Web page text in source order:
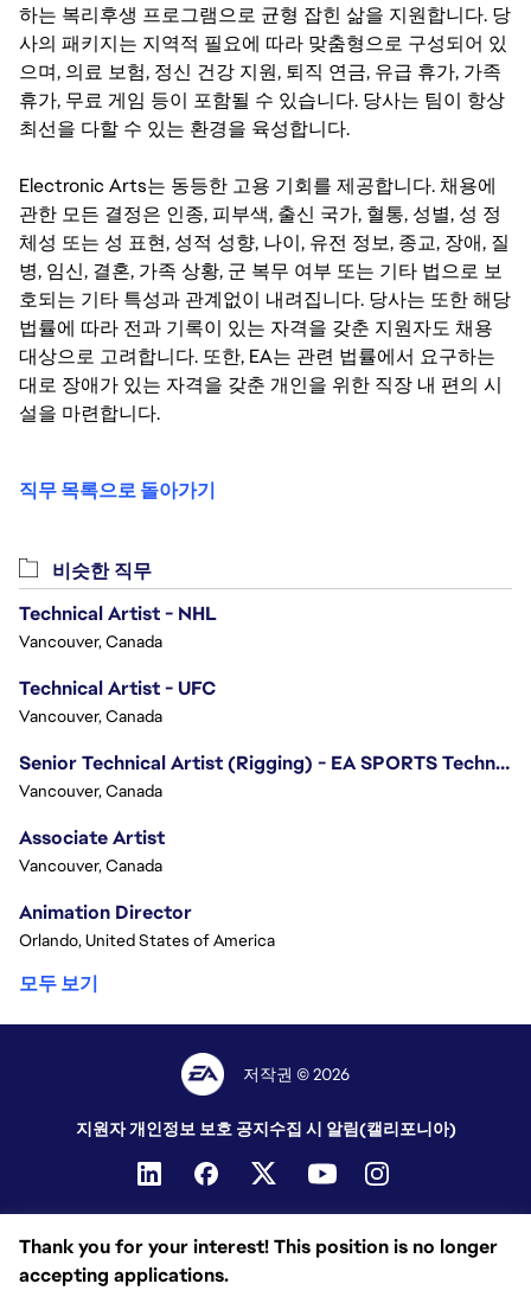
하는 복리후생 프로그램으로 균형 잡힌 삶을 지원합니다. 당
사의 패키지는 지역적 필요에 따라 맞춤형으로 구성되어 있
으며, 의료 보험, 정신 건강 지원, 퇴직 연금, 유급 휴가, 가족
휴가, 무료 게임 등이 포함될 수 있습니다. 당사는 팀이 항상
최선을 다할 수 있는 환경을 육성합니다.
Electronic Arts는 동등한 고용 기회를 제공합니다. 채용에
관한 모든 결정은 인종, 피부색, 출신 국가, 혈통, 성별, 성 정
체성 또는 성 표현, 성적 성향, 나이, 유전 정보, 종교, 장애, 질
병, 임신, 결혼, 가족 상황, 군 복무 여부 또는 기타 법으로 보
호되는 기타 특성과 관계없이 내려집니다. 당사는 또한 해당
법률에 따라 전과 기록이 있는 자격을 갖춘 지원자도 채용
대상으로 고려합니다. 또한, EA는 관련 법률에서 요구하는
대로 장애가 있는 자격을 갖춘 개인을 위한 직장 내 편의 시
설을 마련합니다.
직무 목록으로 돌아가기
Thank you for your interest! This position is no longer
accepting applications.
비슷한 직무
Technical Artist - NHL
Vancouver, Canada
Technical Artist - UFC
Vancouver, Canada
Senior Technical Artist (Rigging) - EA SPORTS Technology
Vancouver, Canada
Associate Artist
Vancouver, Canada
Animation Director
Orlando, United States of America
모두 보기
저작권 © 2026
지원자 개인정보 보호 공지수집 시 알림(캘리포니아)